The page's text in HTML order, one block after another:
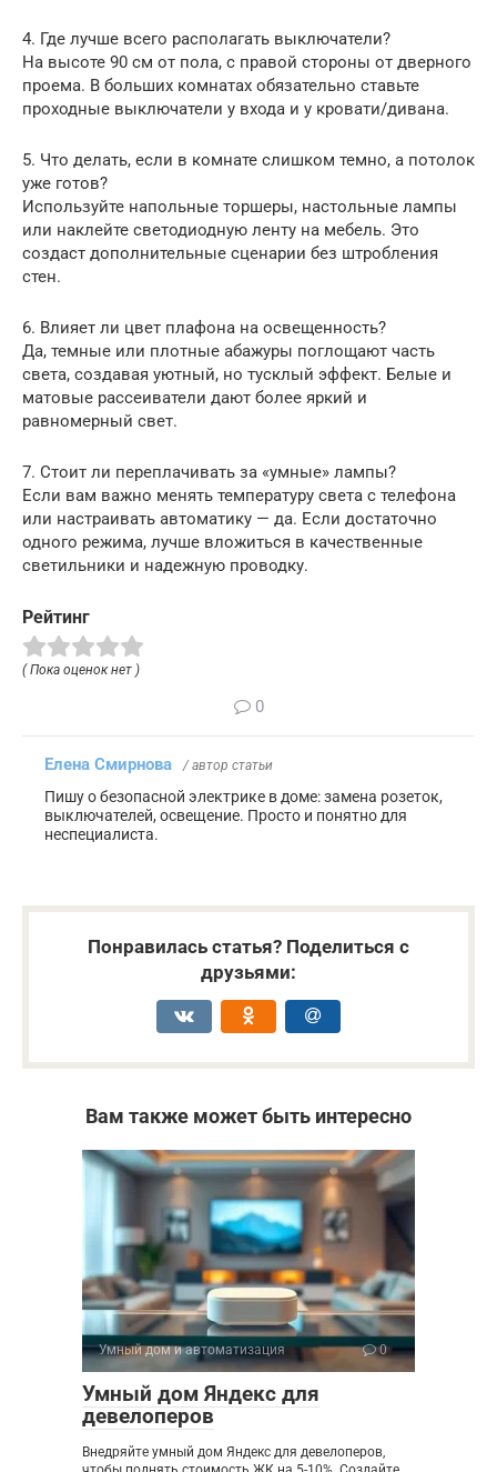
4. Где лучше всего располагать выключатели?
На высоте 90 см от пола, с правой стороны от дверного
проема. В больших комнатах обязательно ставьте
проходные выключатели у входа и у кровати/дивана.
5. Что делать, если в комнате слишком темно, а потолок
уже готов?
Используйте напольные торшеры, настольные лампы
или наклейте светодиодную ленту на мебель. Это
создаст дополнительные сценарии без штробления
стен.
6. Влияет ли цвет плафона на освещенность?
Да, темные или плотные абажуры поглощают часть
света, создавая уютный, но тусклый эффект. Белые и
матовые рассеиватели дают более яркий и
равномерный свет.
7. Стоит ли переплачивать за «умные» лампы?
Если вам важно менять температуру света с телефона
или настраивать автоматику — да. Если достаточно
одного режима, лучше вложиться в качественные
светильники и надежную проводку.
Рейтинг
( Пока оценок нет )
0
Елена Смирнова / автор статьи
Пишу о безопасной электрике в доме: замена розеток,
выключателей, освещение. Просто и понятно для
неспециалиста.
Понравилась статья? Поделиться с
друзьями:
Вам также может быть интересно
Умный дом и автоматизация 0
Умный дом Яндекс для
девелоперов
Внедряйте умный дом Яндекс для девелоперов,